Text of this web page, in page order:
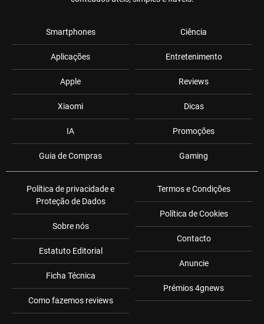
Smartphones
Aplicações
Apple
Xiaomi
IA
Guia de Compras
Ciência
Entretenimento
Reviews
Dicas
Promoções
Gaming
Política de privacidade e
Proteção de Dados
Sobre nós
Estatuto Editorial
Ficha Técnica
Como fazemos reviews
Termos e Condições
Política de Cookies
Contacto
Anuncie
Prémios 4gnews